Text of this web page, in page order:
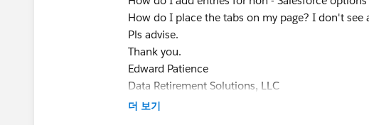
How do I place the tabs on my page? I don't
Pls advise.
Thank you.
Edward Patience
Data Retirement Solutions, LLC
Data Preservation & Liquidity for Healthcare
더 보기